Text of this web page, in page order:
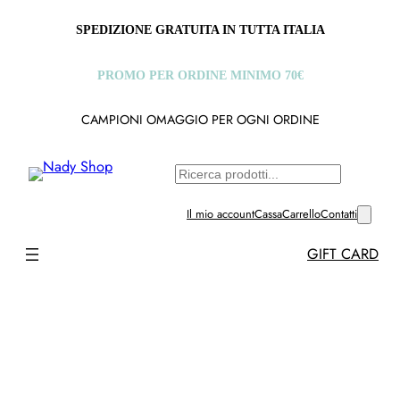
SPEDIZIONE GRATUITA IN TUTTA ITALIA
PROMO PER ORDINE MINIMO 70€
CAMPIONI OMAGGIO PER OGNI ORDINE
C
Il mio accountCassaCarrelloContatti
GIFT CARD